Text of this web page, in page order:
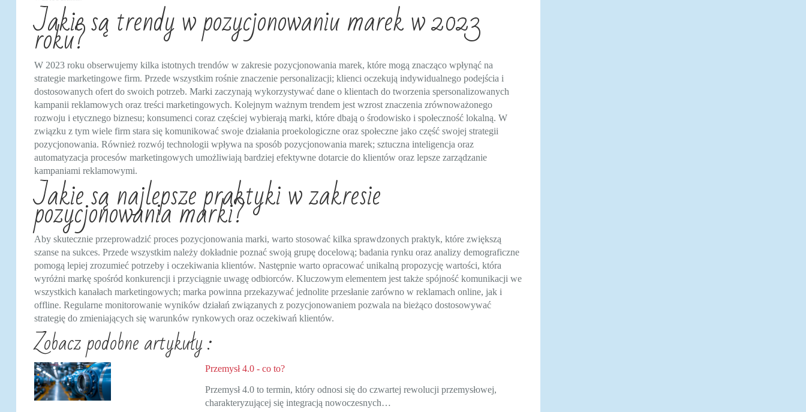
Jakie są trendy w pozycjonowaniu marek w 2023
roku?
W 2023 roku obserwujemy kilka istotnych trendów w zakresie pozycjonowania marek, które mogą znacząco wpłynąć na
strategie marketingowe firm. Przede wszystkim rośnie znaczenie personalizacji; klienci oczekują indywidualnego podejścia i
dostosowanych ofert do swoich potrzeb. Marki zaczynają wykorzystywać dane o klientach do tworzenia spersonalizowanych
kampanii reklamowych oraz treści marketingowych. Kolejnym ważnym trendem jest wzrost znaczenia zrównoważonego
rozwoju i etycznego biznesu; konsumenci coraz częściej wybierają marki, które dbają o środowisko i społeczność lokalną. W
związku z tym wiele firm stara się komunikować swoje działania proekologiczne oraz społeczne jako część swojej strategii
pozycjonowania. Również rozwój technologii wpływa na sposób pozycjonowania marek; sztuczna inteligencja oraz
automatyzacja procesów marketingowych umożliwiają bardziej efektywne dotarcie do klientów oraz lepsze zarządzanie
kampaniami reklamowymi.
Jakie są najlepsze praktyki w zakresie
pozycjonowania marki?
Aby skutecznie przeprowadzić proces pozycjonowania marki, warto stosować kilka sprawdzonych praktyk, które zwiększą
szanse na sukces. Przede wszystkim należy dokładnie poznać swoją grupę docelową; badania rynku oraz analizy demograficzne
pomogą lepiej zrozumieć potrzeby i oczekiwania klientów. Następnie warto opracować unikalną propozycję wartości, która
wyróżni markę spośród konkurencji i przyciągnie uwagę odbiorców. Kluczowym elementem jest także spójność komunikacji we
wszystkich kanałach marketingowych; marka powinna przekazywać jednolite przesłanie zarówno w reklamach online, jak i
offline. Regularne monitorowanie wyników działań związanych z pozycjonowaniem pozwala na bieżąco dostosowywać
strategię do zmieniających się warunków rynkowych oraz oczekiwań klientów.
Zobacz podobne artykuły :
Przemysł 4.0 - co to?
Przemysł 4.0 to termin, który odnosi się do czwartej rewolucji przemysłowej,
charakteryzującej się integracją nowoczesnych…